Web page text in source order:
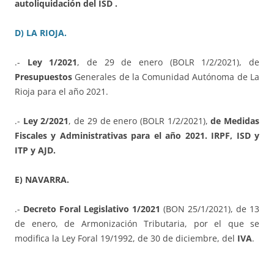
autoliquidación del ISD .
D) LA RIOJA.
.- Ley 1/2021, de 29 de enero (BOLR 1/2/2021), de
Presupuestos Generales de la Comunidad Autónoma de La
Rioja para el año 2021.
.- Ley 2/2021, de 29 de enero (BOLR 1/2/2021),de Medidas
Fiscales y Administrativas para el año 2021. IRPF, ISD y
ITP y AJD.
E) NAVARRA.
.- Decreto Foral Legislativo 1/2021 (BON 25/1/2021), de 13
de enero, de Armonización Tributaria, por el que se
modifica la Ley Foral 19/1992, de 30 de diciembre, del IVA.